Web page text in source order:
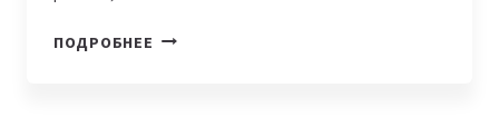
ПОДРОБНЕЕ FIREBIRD